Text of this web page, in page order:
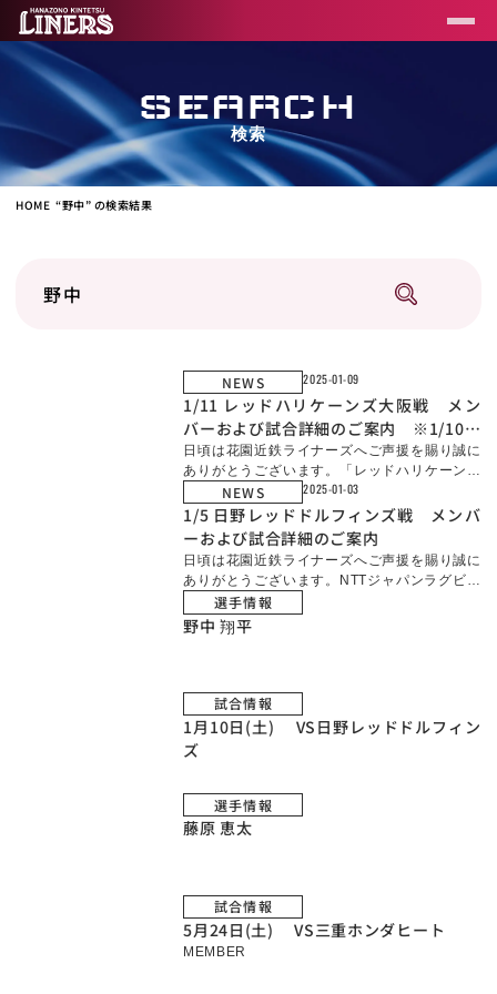
SEARCH
検索
HOME “野中” の検索結果
NEWS 2025-01-09
1/11 レッドハリケーンズ大阪戦 メン
バーおよび試合詳細のご案内 ※1/10追
記
日頃は花園近鉄ライナーズへご声援を賜り誠に
ありがとうございます。「レッドハリケーンズ
大阪戦」のご案内をいたします。 【日時】202
5年1月11日(土)14:30 Ｋ.Ｏ. vsレッドハリケ
ーンズ大阪 【場所】東大阪市花園 […]
NEWS 2025-01-03
1/5 日野レッドドルフィンズ戦 メンバ
ーおよび試合詳細のご案内
日頃は花園近鉄ライナーズへご声援を賜り誠に
ありがとうございます。NTTジャパンラグビー
リーグワン2024-25 Div.2第2節「日野レッドド
ルフィンズ戦」のご案内をいたします。 【日
選手情報
野中 翔平
試合情報
1月10日(土) VS日野レッドドルフィン
ズ
選手情報
藤原 恵太
試合情報
5月24日(土) VS三重ホンダヒート
MEMBER